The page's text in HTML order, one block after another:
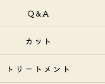
Q&A
カット
トリートメント